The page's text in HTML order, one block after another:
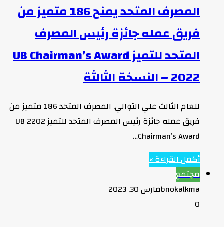
المصرف المتحد يمنح 186 متميز من
فريق عمله جائزة رئيس المصرف
المتحد للتميز UB Chairman’s Award
2022 – النسخة الثالثة
للعام الثالث علي التوالي, المصرف المتحد 186 متميز من
فريق عمله جائزة رئيس المصرف المتحد للتميز 2202 UB
Chairman’s Award…
أكمل القراءة »
مجتمع
bnokalkmaمارس 30, 2023
0